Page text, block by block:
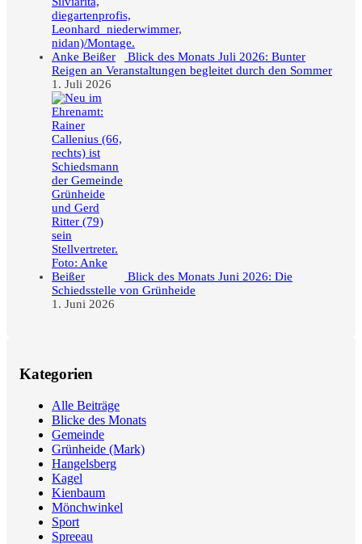
Blick des Monats Juli 2026: Bunter
Reigen an Veranstaltungen begleitet durch den Sommer
1. Juli 2026
Blick des Monats Juni 2026: Die
Schiedsstelle von Grünheide
1. Juni 2026
Kategorien
Alle Beiträge
Blicke des Monats
Gemeinde
Grünheide (Mark)
Hangelsberg
Kagel
Kienbaum
Mönchwinkel
Sport
Spreeau